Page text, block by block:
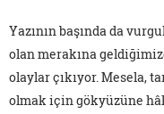
Yazının başında da
olan merakına
olaylar çıkıyor. Mesela,
olmak için gökyüzüne